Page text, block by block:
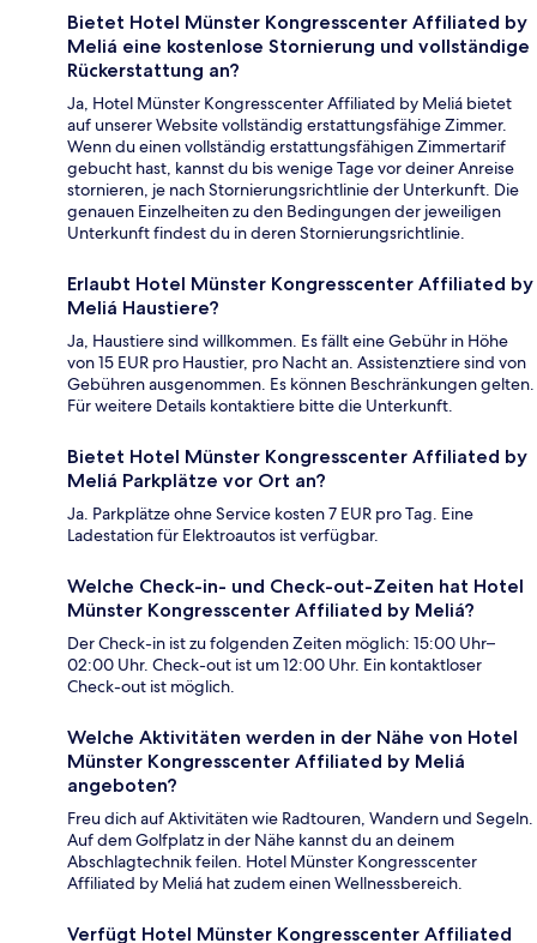
Bietet Hotel Münster Kongresscenter Affiliated by
Meliá eine kostenlose Stornierung und vollständige
Rückerstattung an?
Ja, Hotel Münster Kongresscenter Affiliated by Meliá bietet
auf unserer Website vollständig erstattungsfähige Zimmer.
Wenn du einen vollständig erstattungsfähigen Zimmertarif
gebucht hast, kannst du bis wenige Tage vor deiner Anreise
stornieren, je nach Stornierungsrichtlinie der Unterkunft. Die
genauen Einzelheiten zu den Bedingungen der jeweiligen
Unterkunft findest du in deren Stornierungsrichtlinie.
Erlaubt Hotel Münster Kongresscenter Affiliated by
Meliá Haustiere?
Ja, Haustiere sind willkommen. Es fällt eine Gebühr in Höhe
von 15 EUR pro Haustier, pro Nacht an. Assistenztiere sind von
Gebühren ausgenommen. Es können Beschränkungen gelten.
Für weitere Details kontaktiere bitte die Unterkunft.
Bietet Hotel Münster Kongresscenter Affiliated by
Meliá Parkplätze vor Ort an?
Ja. Parkplätze ohne Service kosten 7 EUR pro Tag. Eine
Ladestation für Elektroautos ist verfügbar.
Welche Check-in- und Check-out-Zeiten hat Hotel
Münster Kongresscenter Affiliated by Meliá?
Der Check-in ist zu folgenden Zeiten möglich: 15:00 Uhr–
02:00 Uhr. Check-out ist um 12:00 Uhr. Ein kontaktloser
Check-out ist möglich.
Welche Aktivitäten werden in der Nähe von Hotel
Münster Kongresscenter Affiliated by Meliá
angeboten?
Freu dich auf Aktivitäten wie Radtouren, Wandern und Segeln.
Auf dem Golfplatz in der Nähe kannst du an deinem
Abschlagtechnik feilen. Hotel Münster Kongresscenter
Affiliated by Meliá hat zudem einen Wellnessbereich.
Verfügt Hotel Münster Kongresscenter Affiliated